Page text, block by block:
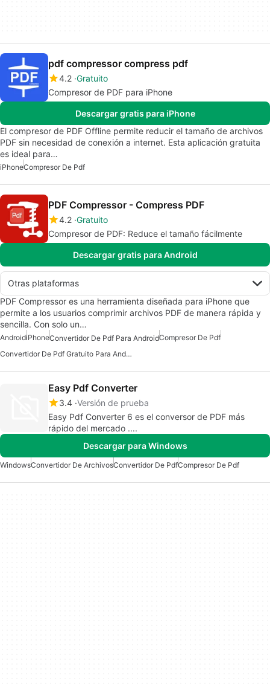
pdf compressor compress pdf
4.2 Gratuito
Compresor de PDF para iPhone
Descargar gratis para iPhone
El compresor de PDF Offline permite reducir el tamaño de archivos
PDF sin necesidad de conexión a internet. Esta aplicación gratuita
es ideal para…
iPhoneCompresor De Pdf
PDF Compressor - Compress PDF
4.2 Gratuito
Compresor de PDF: Reduce el tamaño fácilmente
Descargar gratis para Android
Otras plataformas
PDF Compressor es una herramienta diseñada para iPhone que
permite a los usuarios comprimir archivos PDF de manera rápida y
sencilla. Con solo un…
AndroidiPhoneConvertidor De Pdf Para AndroidCompresor De Pdf
Convertidor De Pdf Gratuito Para Android
Easy Pdf Converter
3.4 Versión de prueba
Easy Pdf Converter 6 es el conversor de PDF más
rápido del mercado ....
Descargar para Windows
WindowsConvertidor De ArchivosConvertidor De PdfCompresor De Pdf